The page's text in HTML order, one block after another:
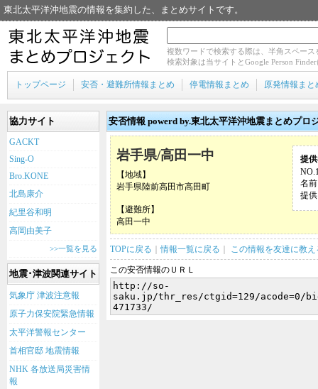
東北太平洋沖地震の情報を集約した、まとめサイトです。
複数ワードで検索する際は、半角スペース
検索対象は当サイトとGoogle Person
トップページ 安否・避難所情報まとめ 停電情報まとめ 原発情報まと
協力サイト
GACKT
Sing-O
Bro.KONE
北島康介
紀里谷和明
高岡由美子
>>一覧を見る
地震･津波関連サイト
気象庁 津波注意報
原子力保安院緊急情報
太平洋警報センター
首相官邸 地震情報
NHK 各放送局災害情
報
安否情報 powerd by.東北太平洋沖地震まとめプロ
岩手県/高田一中
【地域】
岩手県陸前高田市高田町
【避難所】
高田一中
提
名
提
TOPに戻る ｜情報一覧に戻る この情報を友達に教え
この安否情報のＵＲＬ